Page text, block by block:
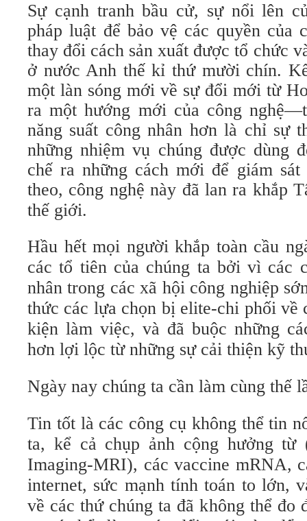
Sự cạnh tranh bầu cử, sự nổi lên
pháp luật để bảo vệ các quyền của
thay đổi cách sản xuất được tổ chức
ở nước Anh thế kỉ thứ mười chín.
một làn sóng mới về sự đổi mới từ
ra một hướng mới của công
năng suất công nhân hơn là chỉ sự
những nhiệm vụ chúng được dùng
chế ra những cách mới để giám
theo, công nghệ này đã lan ra khắp
thế giới.
Hầu hết mọi người khắp toàn cầu
các tổ tiên của chúng ta bởi vì các
nhân trong các xã hội công nghiệp
thức các lựa chọn bị elite-chi phối về
kiện làm việc, và đã buộc những
hơn lợi lộc từ những sự cải thiện kỹ
Ngày nay chúng ta cần làm cùng thế
Tin tốt là các công cụ không thể tin
ta, kể cả chụp ảnh cộng hưởng từ
Imaging-MRI), các vaccine mRNA,
internet, sức mạnh tính toán to lớn,
về các thứ chúng ta đã không thể đo